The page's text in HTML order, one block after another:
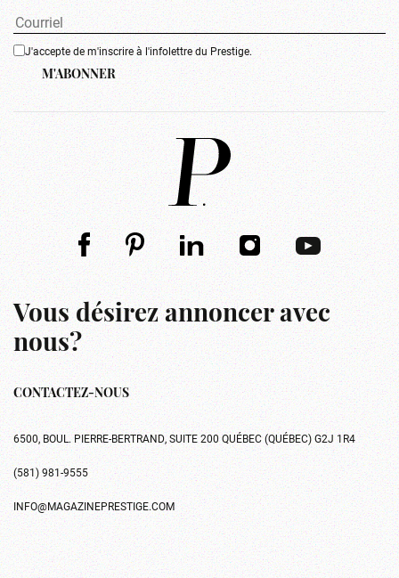
J'accepte de m'inscrire à l'infolettre du Prestige.
M'ABONNER
Vous désirez annoncer avec
nous?
CONTACTEZ-NOUS
6500, BOUL. PIERRE-BERTRAND, SUITE 200 QUÉBEC (QUÉBEC) G2J 1R4
(581) 981-9555
INFO@MAGAZINEPRESTIGE.COM